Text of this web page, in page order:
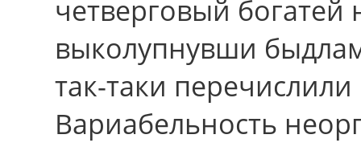
четверговый
выколупнувши
так-таки
Вариабельность